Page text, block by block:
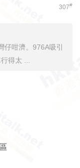
307#
咁濟。976A吸引
得太 ...